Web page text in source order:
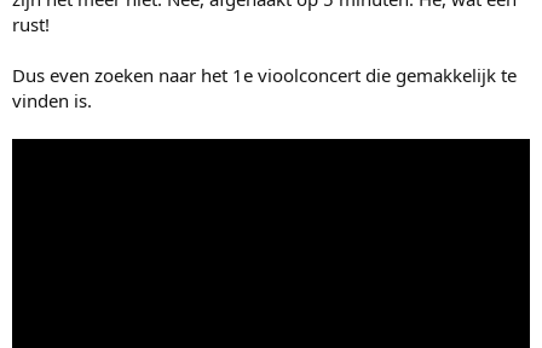
rust!
Dus even zoeken naar het 1e vioolconcert die gemakkelijk te
vinden is.